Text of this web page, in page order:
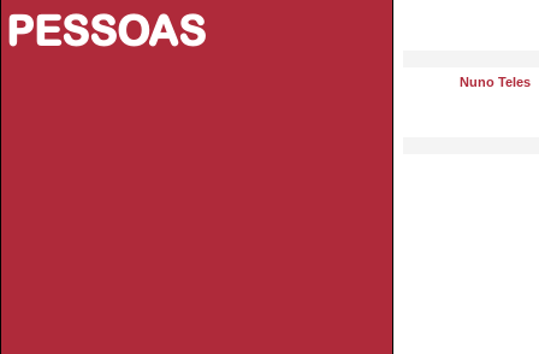
PESSOAS
Nuno Teles